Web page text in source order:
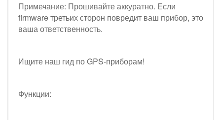
Примечание: Прошивайте аккуратно. Если
firmware третьих сторон повредит ваш прибор, это
ваша ответственность.
Ищите наш гид по GPS-приборам!
Функции: